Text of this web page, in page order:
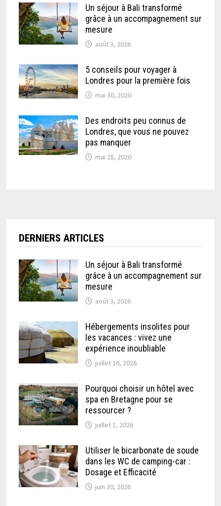
Un séjour à Bali transformé
grâce à un accompagnement sur
mesure
août 3, 2026
5 conseils pour voyager à
Londres pour la première fois
mai 30, 2020
Des endroits peu connus de
Londres, que vous ne pouvez
pas manquer
mai 28, 2020
DERNIERS ARTICLES
Un séjour à Bali transformé
grâce à un accompagnement sur
mesure
août 3, 2026
Hébergements insolites pour
les vacances : vivez une
expérience inoubliable
juillet 16, 2026
Pourquoi choisir un hôtel avec
spa en Bretagne pour se
ressourcer ?
juillet 1, 2026
Utiliser le bicarbonate de soude
dans les WC de camping-car :
Dosage et Efficacité
juin 30, 2026